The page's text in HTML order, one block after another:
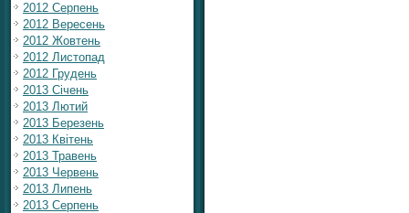
2012 Серпень
2012 Вересень
2012 Жовтень
2012 Листопад
2012 Грудень
2013 Січень
2013 Лютий
2013 Березень
2013 Квітень
2013 Травень
2013 Червень
2013 Липень
2013 Серпень